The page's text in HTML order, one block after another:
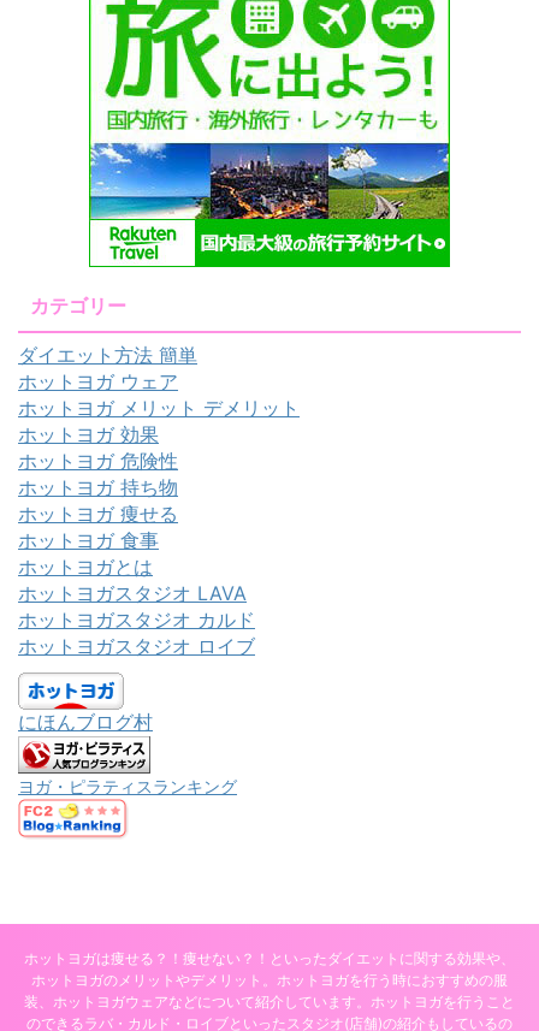
カテゴリー
ダイエット方法 簡単
ホットヨガ ウェア
ホットヨガ メリット デメリット
ホットヨガ 効果
ホットヨガ 危険性
ホットヨガ 持ち物
ホットヨガ 痩せる
ホットヨガ 食事
ホットヨガとは
ホットヨガスタジオ LAVA
ホットヨガスタジオ カルド
ホットヨガスタジオ ロイブ
にほんブログ村
ヨガ・ピラティスランキング
ホットヨガは痩せる？！痩せない？！といったダイエットに関する効果や、
ホットヨガのメリットやデメリット。ホットヨガを行う時におすすめの服
装、ホットヨガウェアなどについて紹介しています。ホットヨガを行うこと
のできるラバ・カルド・ロイブといったスタジオ(店舗)の紹介もしているの